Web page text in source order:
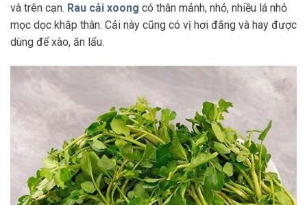
và trên cạn. Rau cải xoong có thân mảnh, nhỏ, nhiều lá nhỏ
mọc dọc khắp thân. Cải này cũng có vị hơi đắng và hay được
dùng để xào, ăn lẩu.